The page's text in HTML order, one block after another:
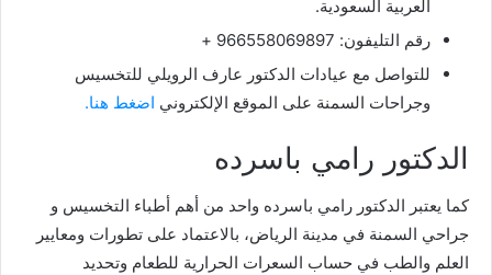
العربية السعودية.
رقم التليفون: 966558069897 +
للتواصل مع عيادات الدكتور عارف الرويلي للتخسيس
وجراحات السمنة على الموقع الإلكتروني اضغط هنا.
الدكتور رامي باسرده
كما يعتبر الدكتور رامي باسرده واحد من أهم أطباء التخسيس و
جراحي السمنة في مدينة الرياض، بالاعتماد على تطورات ومعايير
العلم والطب في حساب السعرات الحرارية للطعام وتحديد